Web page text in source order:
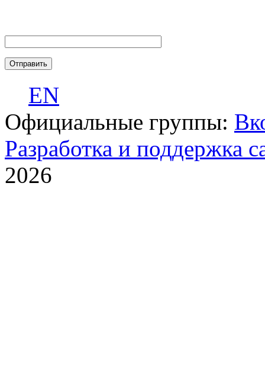
EN
Официальные группы:
Разработка и поддержка
2026